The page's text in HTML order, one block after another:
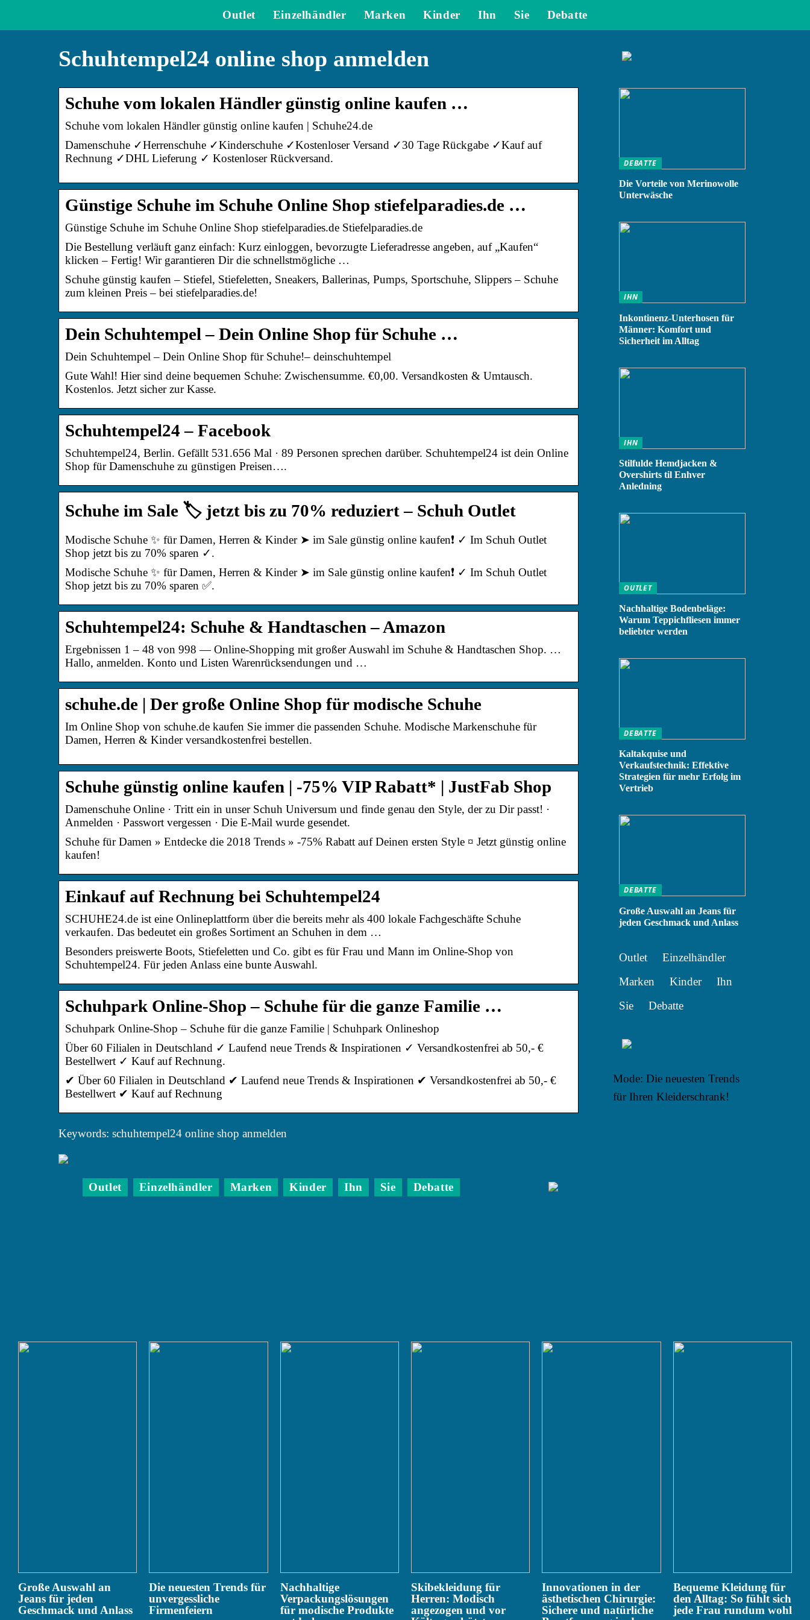
Outlet Einzelhändler Marken Kinder Ihn Sie Debatte
Schuhtempel24 online shop anmelden
Schuhe vom lokalen Händler günstig online kaufen …
Schuhe vom lokalen Händler günstig online kaufen | Schuhe24.de
Damenschuhe ✓Herrenschuhe ✓Kinderschuhe ✓Kostenloser Versand ✓30 Tage Rückgabe ✓Kauf auf
Rechnung ✓DHL Lieferung ✓ Kostenloser Rückversand.
Günstige Schuhe im Schuhe Online Shop stiefelparadies.de …
Günstige Schuhe im Schuhe Online Shop stiefelparadies.de Stiefelparadies.de
Die Bestellung verläuft ganz einfach: Kurz einloggen, bevorzugte Lieferadresse angeben, auf „Kaufen“
klicken – Fertig! Wir garantieren Dir die schnellstmögliche …
Schuhe günstig kaufen – Stiefel, Stiefeletten, Sneakers, Ballerinas, Pumps, Sportschuhe, Slippers – Schuhe
zum kleinen Preis – bei stiefelparadies.de!
Dein Schuhtempel – Dein Online Shop für Schuhe …
Dein Schuhtempel – Dein Online Shop für Schuhe!– deinschuhtempel
Gute Wahl! Hier sind deine bequemen Schuhe: Zwischensumme. €0,00. Versandkosten & Umtausch.
Kostenlos. Jetzt sicher zur Kasse.
Schuhtempel24 – Facebook
Schuhtempel24, Berlin. Gefällt 531.656 Mal · 89 Personen sprechen darüber. Schuhtempel24 ist dein Online
Shop für Damenschuhe zu günstigen Preisen….
Schuhe im Sale 🏷️ jetzt bis zu 70% reduziert – Schuh Outlet
Modische Schuhe ✨ für Damen, Herren & Kinder ➤ im Sale günstig online kaufen❗ ✓ Im Schuh Outlet
Shop jetzt bis zu 70% sparen ✓.
Modische Schuhe ✨ für Damen, Herren & Kinder ➤ im Sale günstig online kaufen❗ ✓ Im Schuh Outlet
Shop jetzt bis zu 70% sparen ✅.
Schuhtempel24: Schuhe & Handtaschen – Amazon
Ergebnissen 1 – 48 von 998 — Online-Shopping mit großer Auswahl im Schuhe & Handtaschen Shop. …
Hallo, anmelden. Konto und Listen Warenrücksendungen und …
schuhe.de | Der große Online Shop für modische Schuhe
Im Online Shop von schuhe.de kaufen Sie immer die passenden Schuhe. Modische Markenschuhe für
Damen, Herren & Kinder versandkostenfrei bestellen.
Schuhe günstig online kaufen | -75% VIP Rabatt* | JustFab Shop
Damenschuhe Online · Tritt ein in unser Schuh Universum und finde genau den Style, der zu Dir passt! ·
Anmelden · Passwort vergessen · Die E-Mail wurde gesendet.
Schuhe für Damen » Entdecke die 2018 Trends » -75% Rabatt auf Deinen ersten Style ¤ Jetzt günstig online
kaufen!
Einkauf auf Rechnung bei Schuhtempel24
SCHUHE24.de ist eine Onlineplattform über die bereits mehr als 400 lokale Fachgeschäfte Schuhe
verkaufen. Das bedeutet ein großes Sortiment an Schuhen in dem …
Besonders preiswerte Boots, Stiefeletten und Co. gibt es für Frau und Mann im Online-Shop von
Schuhtempel24. Für jeden Anlass eine bunte Auswahl.
Schuhpark Online-Shop – Schuhe für die ganze Familie …
Schuhpark Online-Shop – Schuhe für die ganze Familie | Schuhpark Onlineshop
Über 60 Filialen in Deutschland ✓ Laufend neue Trends & Inspirationen ✓ Versandkostenfrei ab 50,- €
Bestellwert ✓ Kauf auf Rechnung.
✔ Über 60 Filialen in Deutschland ✔ Laufend neue Trends & Inspirationen ✔ Versandkostenfrei ab 50,- €
Bestellwert ✔ Kauf auf Rechnung
Keywords: schuhtempel24 online shop anmelden
DEBATTE
Die Vorteile von Merinowolle
Unterwäsche
IHN
Inkontinenz-Unterhosen für
Männer: Komfort und
Sicherheit im Alltag
IHN
Stilfulde Hemdjacken &
Overshirts til Enhver
Anledning
OUTLET
Nachhaltige Bodenbeläge:
Warum Teppichfliesen immer
beliebter werden
DEBATTE
Kaltakquise und
Verkaufstechnik: Effektive
Strategien für mehr Erfolg im
Vertrieb
DEBATTE
Große Auswahl an Jeans für
jeden Geschmack und Anlass
Outlet
Einzelhändler
Marken
Kinder
Ihn
Sie
Debatte
Mode: Die neuesten Trends
für Ihren Kleiderschrank!
Outlet Einzelhändler Marken Kinder Ihn Sie Debatte
Große Auswahl an
Jeans für jeden
Geschmack und Anlass
Die neuesten Trends für
unvergessliche
Firmenfeiern
Nachhaltige
Verpackungslösungen
für modische Produkte
Skibekleidung für
Herren: Modisch
angezogen und vor
Innovationen in der
ästhetischen Chirurgie:
Sichere und natürliche
Bequeme Kleidung für
den Alltag: So fühlt sich
jede Frau rundum wohl